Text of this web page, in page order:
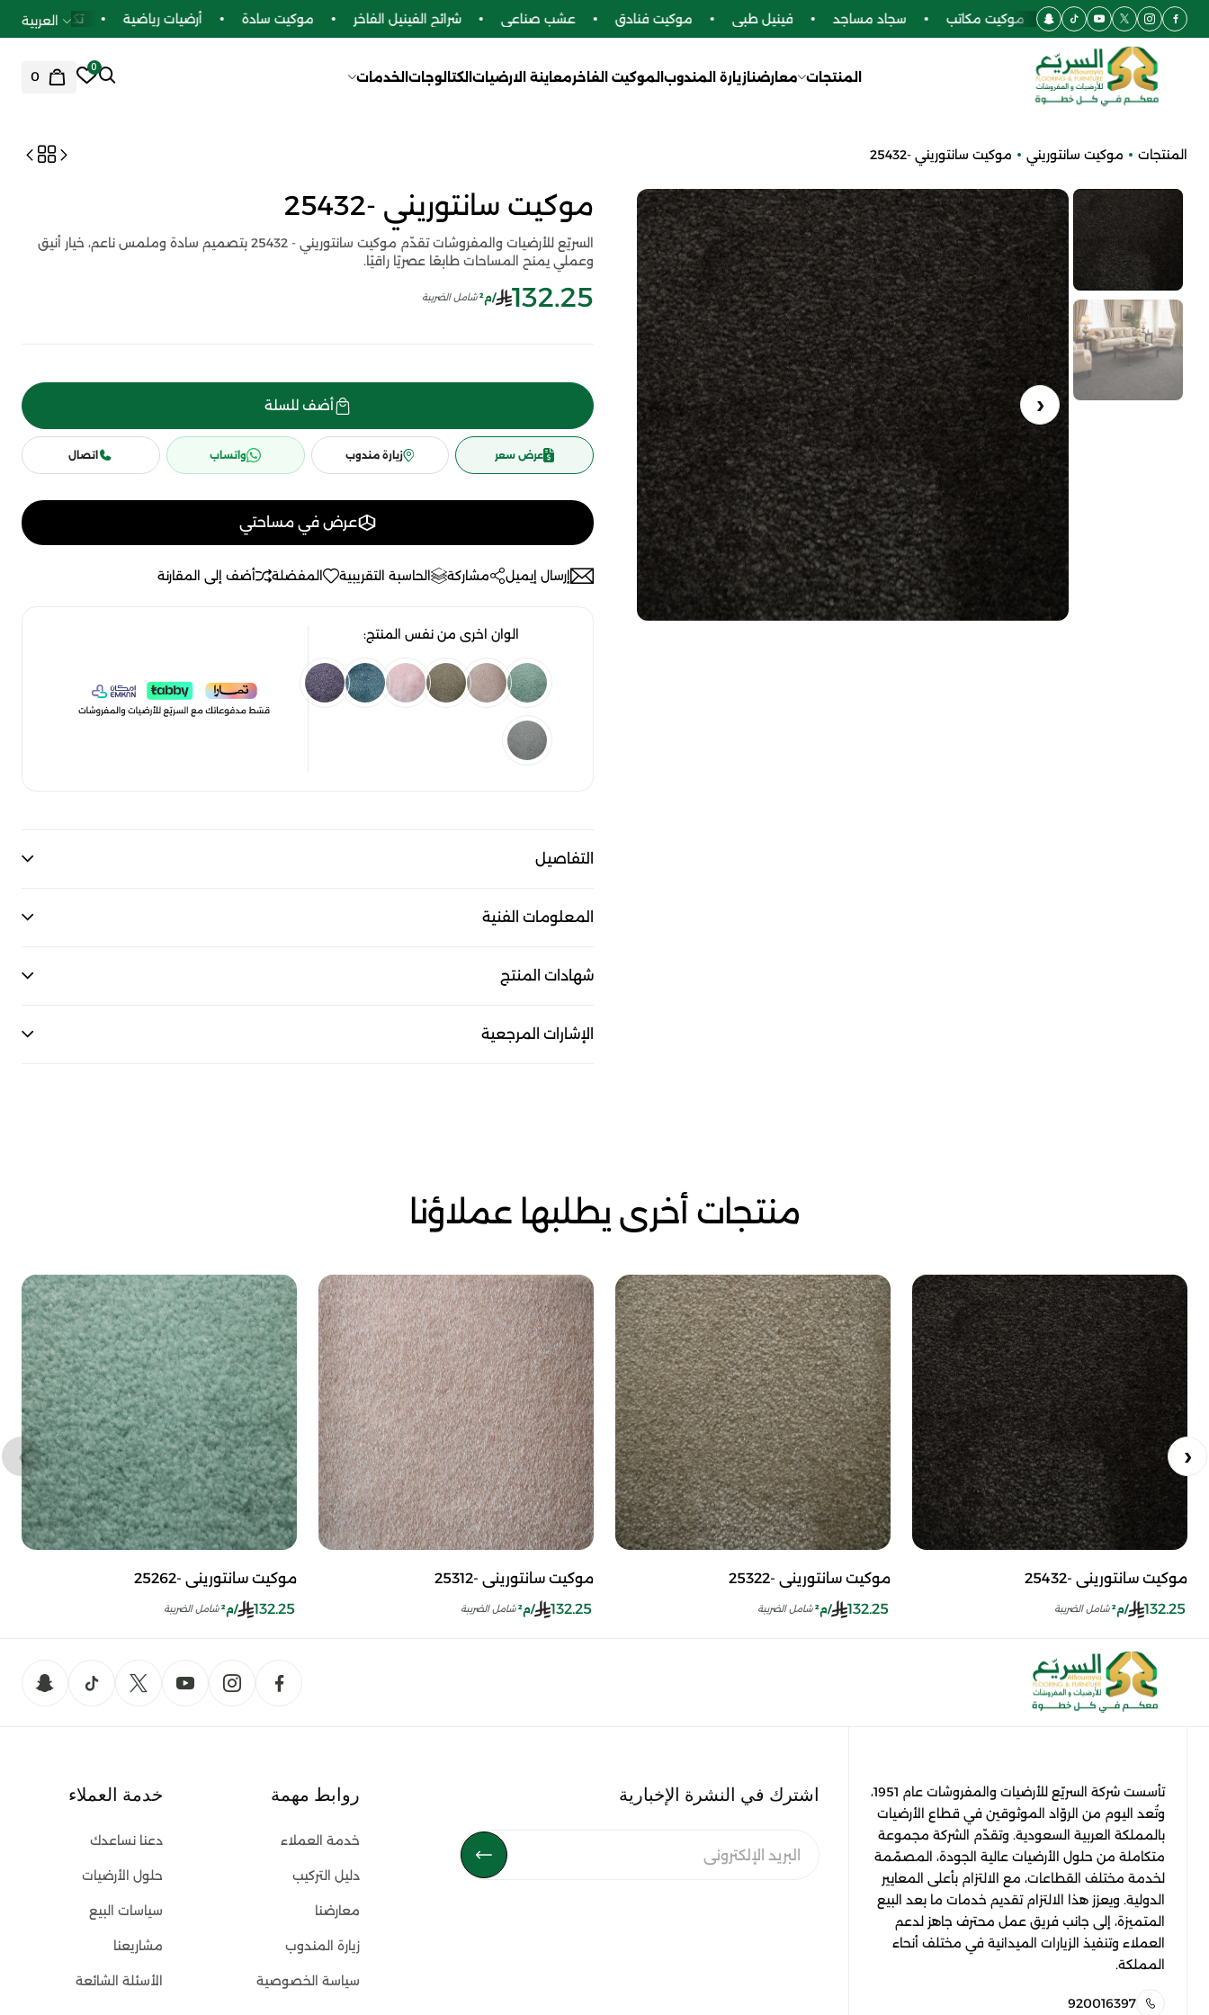
أرضيات SPC موكيت مكاتب سجاد مساجد فينيل طبي موكيت فنادق عشب صناعي شرائح الفينيل الفاخر موكيت سادة أرضيات رياضية تكسيات بديل
العربية
المنتجات معارضنا زيارة المندوب الموكيت الفاخرمعاينة الارضيات الكتالوجات الخدمات
0
0
المنتجات موكيت سانتوريني موكيت سانتوريني -25432
موكيت سانتوريني -25432
السريّع للأرضيات والمفروشات تقدّم موكيت سانتوريني - 25432 بتصميم سادة وملمس ناعم، خيار أنيق
وعملي يمنح المساحات طابعًا عصريًا راقيًا.
132.25 /م² شامل الضريبة
أضف للسلة
عرض سعر زيارة مندوب واتساب اتصال
عرض في مساحتي
إرسال إيميل مشاركة الحاسبة التقريبية المفضلة أضف إلى المقارنة
الوان اخرى من نفس المنتج:
التفاصيل
المعلومات الفنية
شهادات المنتج
الإشارات المرجعية
منتجات أخرى يطلبها عملاؤنا
موكيت سانتوريني -25262
132.25
/م² شامل الضريبة
موكيت سانتوريني -25312
132.25
/م² شامل الضريبة
موكيت سانتوريني -25322
132.25
/م² شامل الضريبة
موكيت سانتوريني -25432
132.25
/م² شامل الضريبة
تأسست شركة السريّع للأرضيات والمفروشات عام 1951،
وتُعد اليوم من الروّاد الموثوقين في قطاع الأرضيات
بالمملكة العربية السعودية. وتقدّم الشركة مجموعة
متكاملة من حلول الأرضيات عالية الجودة، المصمّمة
لخدمة مختلف القطاعات، مع الالتزام بأعلى المعايير
الدولية. ويعزز هذا الالتزام تقديم خدمات ما بعد البيع
المتميزة، إلى جانب فريق عمل محترف جاهز لدعم
العملاء وتنفيذ الزيارات الميدانية في مختلف أنحاء
المملكة.
920016397
اشترك في النشرة الإخبارية روابط مهمة
خدمة العملاء
دليل التركيب
معارضنا
زيارة المندوب
سياسة الخصوصية
خدمة العملاء
دعنا نساعدك
حلول الأرضيات
سياسات البيع
مشاريعنا
الأسئلة الشائعة